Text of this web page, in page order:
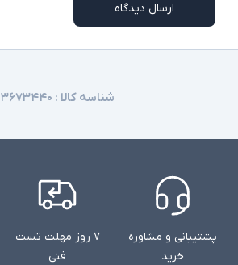
ارسال دیدگاه
شناسه کالا : ۳۶۷۳۴۴۰
پشتیبانی و مشاوره
خرید
۷ روز مهلت تست
فنی